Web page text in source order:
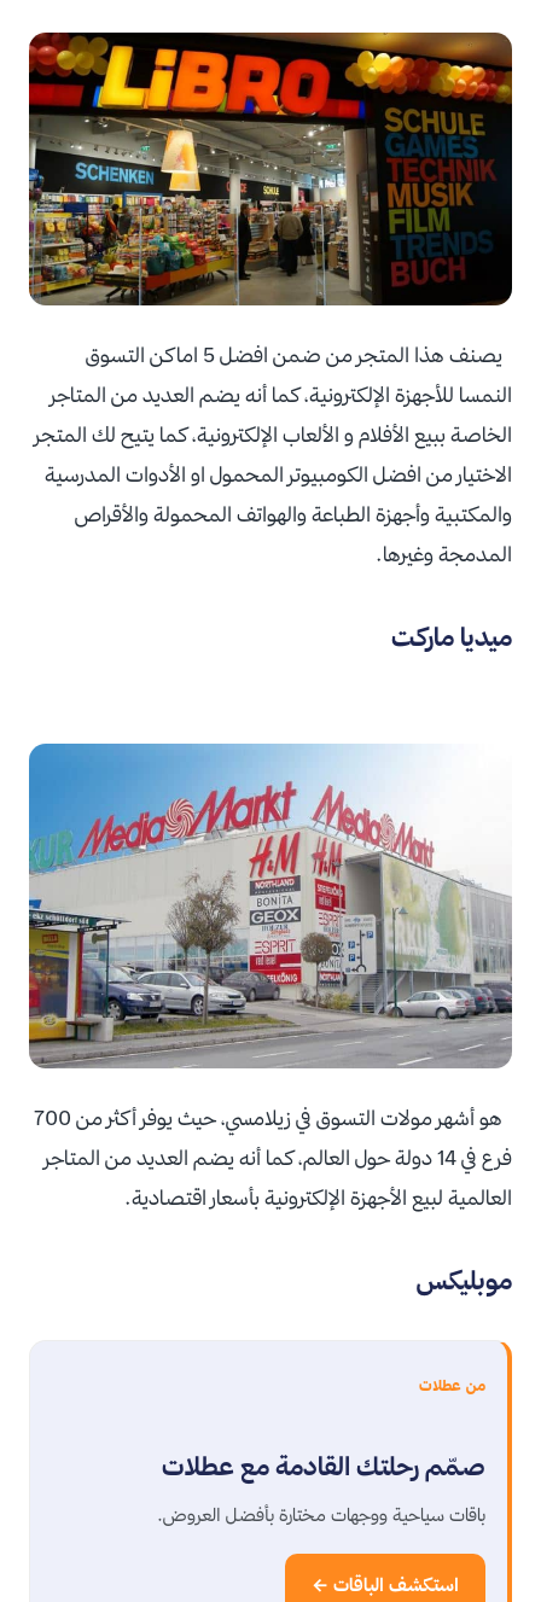
يصنف هذا المتجر من ضمن افضل 5 اماكن التسوق
النمسا للأجهزة الإلكترونية، كما أنه يضم العديد من المتاجر
الخاصة ببيع الأفلام و الألعاب الإلكترونية، كما يتيح لك المتجر
الاختيار من افضل الكومبيوتر المحمول او الأدوات المدرسية
والمكتبية وأجهزة الطباعة والهواتف المحمولة والأقراص
المدمجة وغيرها.
ميديا ماركت
هو أشهر مولات التسوق في زيلامسي، حيث يوفر أكثر من 700
فرع في 14 دولة حول العالم، كما أنه يضم العديد من المتاجر
العالمية لبيع الأجهزة الإلكترونية بأسعار اقتصادية.
موبليكس
من عطلات
صمّم رحلتك القادمة مع عطلات
باقات سياحية ووجهات مختارة بأفضل العروض.
استكشف الباقات ←